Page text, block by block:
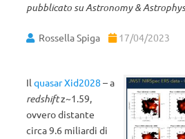
pubblicato su Astronomy &
Rossella Spiga 17/04/2023
Il quasarXid2028 – a
redshiftz~1.59,
ovvero distante
circa 9.6 miliardi di